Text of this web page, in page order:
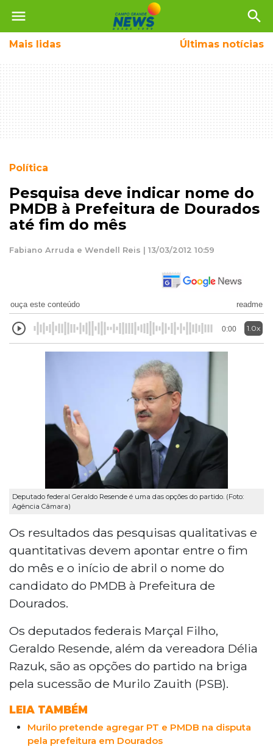
menu search
Mais lidas Últimas notícias
Política
Pesquisa deve indicar nome do
PMDB à Prefeitura de Dourados
até fim do mês
Fabiano Arruda e Wendell Reis | 13/03/2012 10:59
ouça este conteúdo readme
0:00 1.0x
Deputado federal Geraldo Resende é uma das opções do partido. (Foto:
Agência Câmara)
Os resultados das pesquisas qualitativas e
quantitativas devem apontar entre o fim
do mês e o início de abril o nome do
candidato do PMDB à Prefeitura de
Dourados.
Os deputados federais Marçal Filho,
Geraldo Resende, além da vereadora Délia
Razuk, são as opções do partido na briga
pela sucessão de Murilo Zauith (PSB).
LEIA TAMBÉM
Murilo pretende agregar PT e PMDB na disputa
pela prefeitura em Dourados